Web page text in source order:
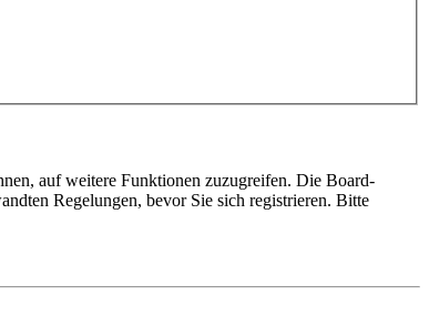
auf weitere Funktionen zuzugreifen. Die Board-
Regelungen, bevor Sie sich registrieren. Bitte